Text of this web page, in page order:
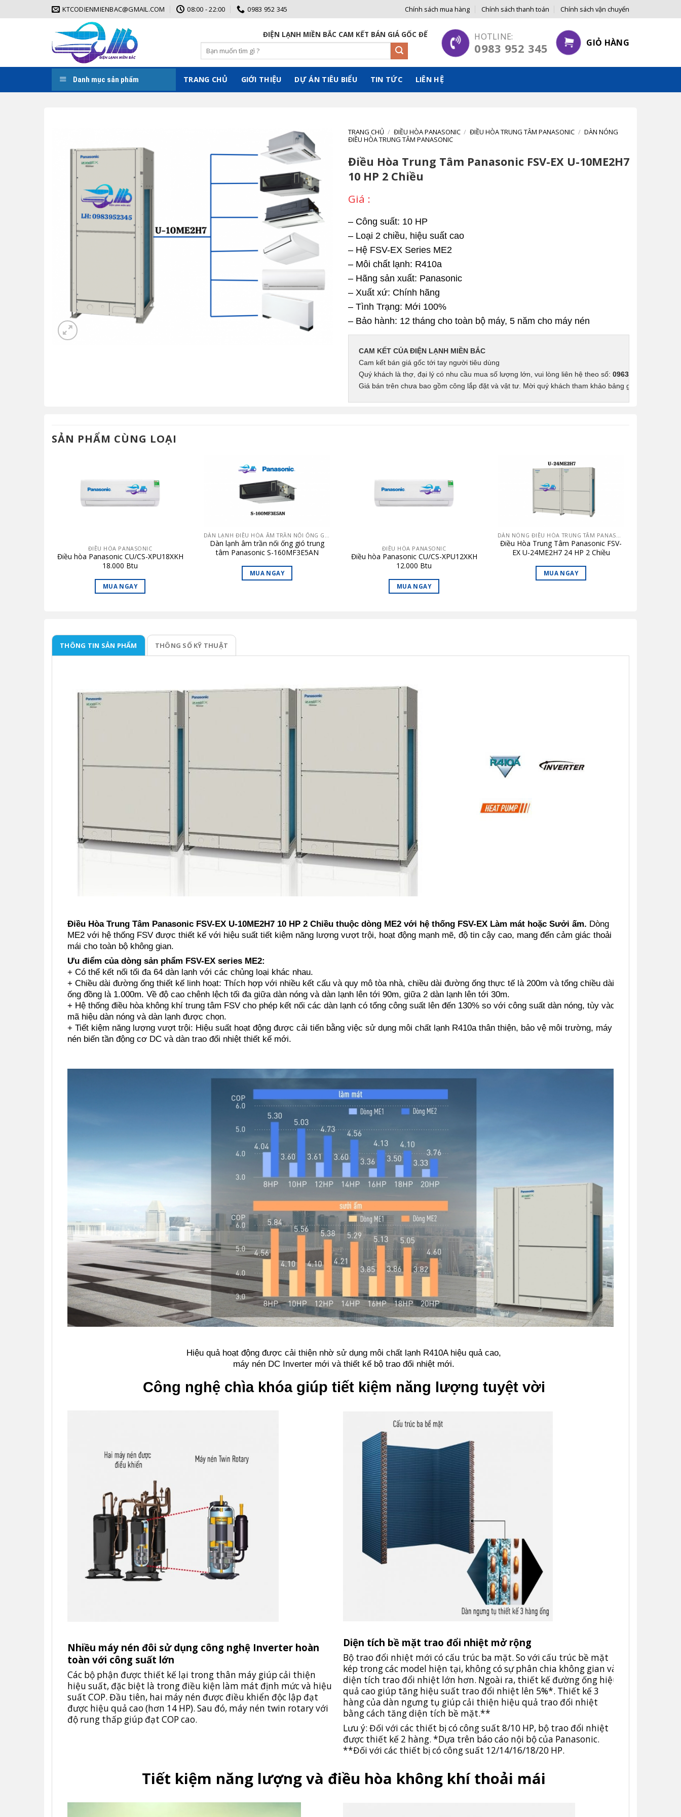
to
KTCODIENMIENBAC@GMAIL.COM 08:00 - 22:00 0983 952 345 Chính sách mua hàng Chính sách thanh toán Chính sách vận chuyển
ĐIỆN LẠNH MIỀN BẮC CAM KẾT BÁN GIÁ GỐC ĐẾN TAY NGƯỜI TIÊU DÙNG
Tìm
kiếm:
HOTLINE:
0983 952 345 GIỎ HÀNG
Danh mục sản phẩm TRANG CHỦ GIỚI THIỆU DỰ ÁN TIÊU BIỂU TIN TỨC LIÊN HỆ
TRANG CHỦ / ĐIỀU HÒA PANASONIC / ĐIỀU HÒA TRUNG TÂM PANASONIC / DÀN NÓNG
ĐIỀU HÒA TRUNG TÂM PANASONIC
Điều Hòa Trung Tâm Panasonic FSV-EX U-10ME2H7
10 HP 2 Chiều
– Công suất: 10 HP
– Loại 2 chiều, hiệu suất cao
– Hệ FSV-EX Series ME2
– Môi chất lạnh: R410a
– Hãng sản xuất: Panasonic
– Xuất xứ: Chính hãng
– Tình Trạng: Mới 100%
– Bảo hành: 12 tháng cho toàn bộ máy, 5 năm cho máy nén
CAM KẾT CỦA ĐIỆN LẠNH MIỀN BẮC
Cam kết bán giá gốc tới tay người tiêu dùng
Quý khách là thợ, đại lý có nhu cầu mua số lượng lớn, vui lòng liên hệ theo số: 0963.68.68.70
Giá bán trên chưa bao gồm công lắp đặt và vật tư. Mời quý khách tham khảo bảng giá lắp đặt
SẢN PHẨM CÙNG LOẠI
ĐIỀU HÒA PANASONIC
Điều hòa Panasonic CU/CS-XPU18XKH
18.000 Btu
MUA NGAY
Dàn lạnh âm trần nối ống gió trung
tâm Panasonic S-160MF3E5AN
bình)
MUA NGAY
ĐIỀU HÒA PANASONIC
Điều hòa Panasonic CU/CS-XPU12XKH
12.000 Btu
MUA NGAY
Điều Hòa Trung Tâm Panasonic FSV-
EX U-24ME2H7 24 HP 2 Chiều
MUA NGAY
THÔNG TIN SẢN PHẨM THÔNG SỐ KỸ THUẬT
Điều Hòa Trung Tâm Panasonic FSV-EX U-10ME2H7 10 HP 2 Chiều thuộc dòng ME2 với hệ thống FSV-EX Làm mát hoặc Sưởi ấm. Dòng
ME2 với hệ thống FSV được thiết kế với hiệu suất tiết kiệm năng lượng vượt trội, hoạt động mạnh mẽ, độ tin cậy cao, mang đến cảm giác thoải
mái cho toàn bộ không gian.
Ưu điểm của dòng sản phẩm FSV-EX series ME2:
+ Có thể kết nối tối đa 64 dàn lạnh với các chủng loại khác nhau.
+ Chiều dài đường ống thiết kế linh hoạt: Thích hợp với nhiều kết cấu và quy mô tòa nhà, chiều dài đường ống thực tế là 200m và tổng chiều dài
ống đồng là 1.000m. Về độ cao chênh lệch tối đa giữa dàn nóng và dàn lạnh lên tới 90m, giữa 2 dàn lạnh lên tới 30m.
+ Hệ thống điều hòa không khí trung tâm FSV cho phép kết nối các dàn lạnh có tổng công suất lên đến 130% so với công suất dàn nóng, tùy vào
mã hiệu dàn nóng và dàn lạnh được chọn.
+ Tiết kiệm năng lượng vượt trội: Hiệu suất hoạt động được cải tiến bằng việc sử dụng môi chất lạnh R410a thân thiện, bảo vệ môi trường, máy
nén biến tần động cơ DC và dàn trao đổi nhiệt thiết kế mới.
Hiệu quả hoạt động được cải thiện nhờ sử dụng môi chất lạnh R410A hiệu quả cao,
máy nén DC Inverter mới và thiết kế bộ trao đổi nhiệt mới.
Công nghệ chìa khóa giúp tiết kiệm năng lượng tuyệt vời
Nhiều máy nén đôi sử dụng công nghệ Inverter hoàn
toàn với công suất lớn
Các bộ phận được thiết kế lại trong thân máy giúp cải thiện
hiệu suất, đặc biệt là trong điều kiện làm mát định mức và hiệu
suất COP. Đầu tiên, hai máy nén được điều khiển độc lập đạt
được hiệu quả cao (hơn 14 HP). Sau đó, máy nén twin rotary với
độ rung thấp giúp đạt COP cao.
Diện tích bề mặt trao đổi nhiệt mở rộng
Bộ trao đổi nhiệt mới có cấu trúc ba mặt. So với cấu trúc bề mặt
kép trong các model hiện tại, không có sự phân chia không gian và
diện tích trao đổi nhiệt lớn hơn. Ngoài ra, thiết kế đường ống hiệu
quả cao giúp tăng hiệu suất trao đổi nhiệt lên 5%*. Thiết kế 3
hàng của dàn ngưng tụ giúp cải thiện hiệu quả trao đổi nhiệt
bằng cách tăng diện tích bề mặt.**
Lưu ý: Đối với các thiết bị có công suất 8/10 HP, bộ trao đổi nhiệt
được thiết kế 2 hàng. *Dựa trên báo cáo nội bộ của Panasonic.
**Đối với các thiết bị có công suất 12/14/16/18/20 HP.
Tiết kiệm năng lượng và điều hòa không khí thoải mái